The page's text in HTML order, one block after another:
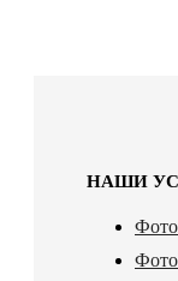
НАШИ